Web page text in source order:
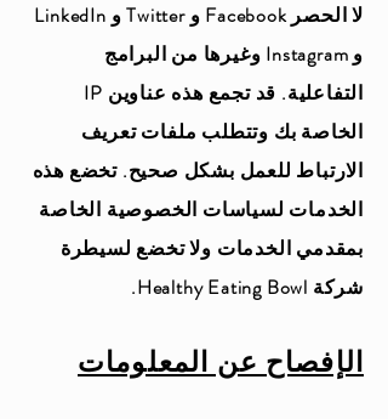
لا الحصر Facebook و Twitter و LinkedIn
و Instagram وغيرها من البرامج
التفاعلية. قد تجمع هذه عناوين IP
الخاصة بك وتتطلب ملفات تعريف
الارتباط للعمل بشكل صحيح. تخضع هذه
الخدمات لسياسات الخصوصية الخاصة
بمقدمي الخدمات ولا تخضع لسيطرة
شركة Healthy Eating Bowl.
الإفصاح عن المعلومات